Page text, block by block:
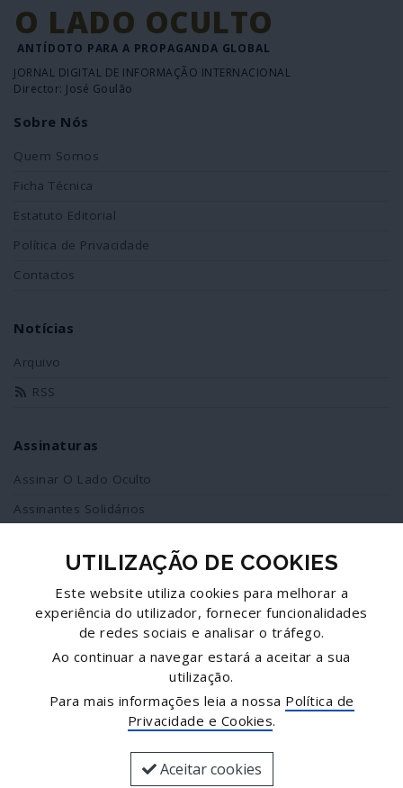
O LADO OCULTO
ANTÍDOTO PARA A PROPAGANDA GLOBAL
JORNAL DIGITAL DE INFORMAÇÃO INTERNACIONAL
Director: José Goulão
Sobre Nós
Quem Somos
Ficha Técnica
Estatuto Editorial
Política de Privacidade
Contactos
Notícias
Arquivo
RSS
Assinaturas
Assinar O Lado Oculto
Assinantes Solidários
Redes Sociais
Siga-nos no facebook
Twitter
UTILIZAÇÃO DE COOKIES
Este website utiliza cookies para melhorar a
experiência do utilizador, fornecer funcionalidades
de redes sociais e analisar o tráfego.
Ao continuar a navegar estará a aceitar a sua
utilização.
Para mais informações leia a nossa Política de
Privacidade e Cookies.
Aceitar cookies